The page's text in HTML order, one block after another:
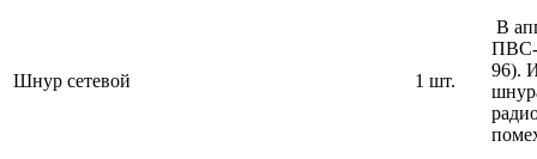
Шнур сетевой 1 шт.
В
ПВС-
96).